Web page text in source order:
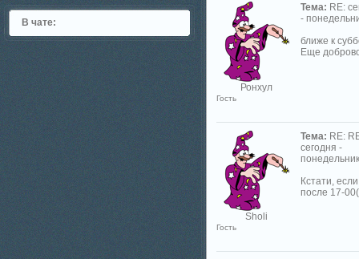
В чате:
Ронхул
Гость
Тема: RE:
-
ближе к
Еще
Sholi
Гость
Тема: RE:
сегодня -
Кстати,
после 17-